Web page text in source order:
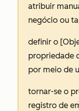
atribuir
negócio ou
definir o
propriedade
por meio de
tornar-se o
registro de